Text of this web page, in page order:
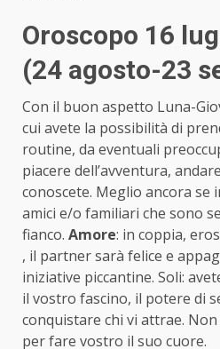
Oroscopo 16
(24 agosto-23
Con il buon aspetto Luna-
cui avete la possibilità di
routine, da eventuali
piacere dell’avventura,
conoscete. Meglio ancora se
amici e/o familiari che sono
fianco. Amore: in coppia,
, il partner sarà felice e
iniziative piccantine. Soli:
il vostro fascino, il potere di
conquistare chi vi attrae.
per fare vostro il suo cuore.